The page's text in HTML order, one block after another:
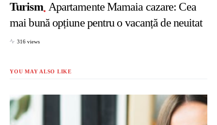
Turism Apartamente Mamaia cazare: Cea
mai bună opțiune pentru o vacanță de neuitat
316 views
YOU MAY ALSO LIKE